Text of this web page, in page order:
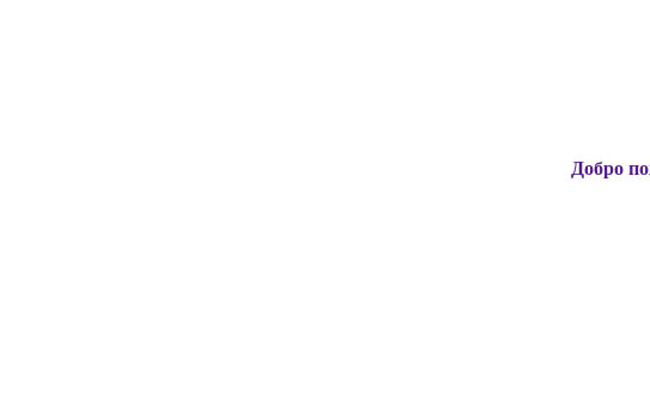
Добро пожаловать